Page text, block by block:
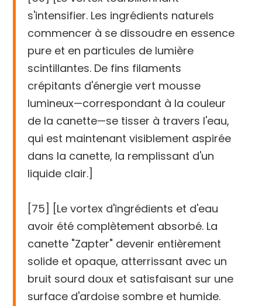
s'intensifier. Les ingrédients naturels
commencer à se dissoudre en essence
pure et en particules de lumière
scintillantes. De fins filaments
crépitants d'énergie vert mousse
lumineux—correspondant à la couleur
de la canette—se tisser à travers l'eau,
qui est maintenant visiblement aspirée
dans la canette, la remplissant d'un
liquide clair.]
[75] [Le vortex d'ingrédients et d'eau
avoir été complètement absorbé. La
canette "Zapter" devenir entièrement
solide et opaque, atterrissant avec un
bruit sourd doux et satisfaisant sur une
surface d'ardoise sombre et humide.